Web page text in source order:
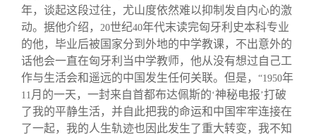
年，谈起这段过往，尤山度依然难以抑制发自内心的激
动。据他介绍，
20世纪40年代末读完匈牙利史本科专业
的他，毕业后被国家分到外地的中学教课，不出意外的
话他会一直在匈牙利当中学教师，他从没有想过自己工
作与生活会和遥远的中国发生任何关联。但是， “1950年
11 月的一天，一封来自首都布达佩斯的‘神秘电报’打破
了我的平静生活，并自此把我的命运和中国牢牢连接在
了一起，我的人生轨迹也因此发生了重大转变，我不知